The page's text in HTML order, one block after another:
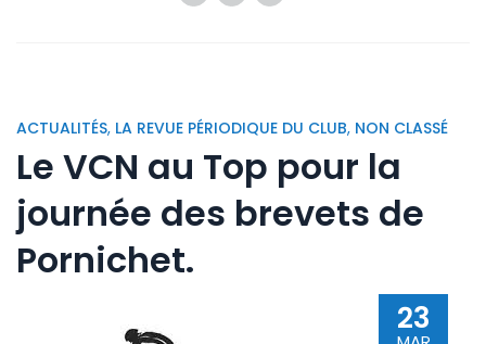
ACTUALITÉS, LA REVUE PÉRIODIQUE DU CLUB, NON CLASSÉ
Le VCN au Top pour la
journée des brevets de
Pornichet.
23